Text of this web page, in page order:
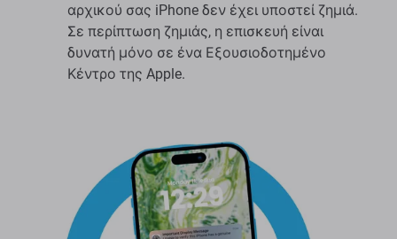
αρχικού σας iPhone δεν έχει υποστεί ζημιά.
Σε περίπτωση ζημιάς, η επισκευή είναι
δυνατή μόνο σε ένα Εξουσιοδοτημένο
Κέντρο της Apple.